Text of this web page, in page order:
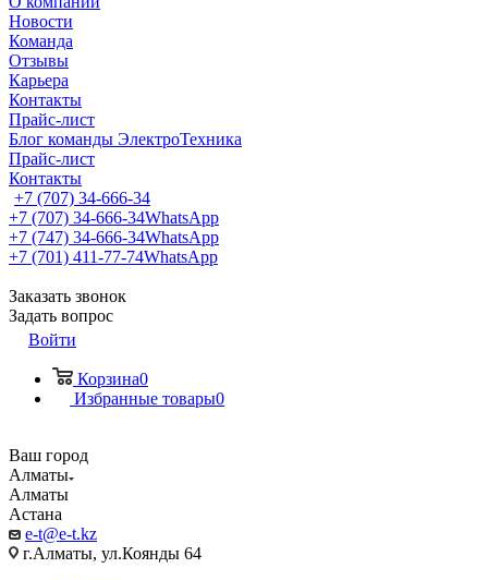
Новости
Команда
Отзывы
Карьера
Контакты
Прайс-лист
Блог команды ЭлектроТехника
Прайс-лист
Контакты
+7 (707) 34-666-34
+7 (707) 34-666-34WhatsApp
+7 (747) 34-666-34WhatsApp
+7 (701) 411-77-74WhatsApp
Заказать звонок
Задать вопрос
Войти
Корзина0
Избранные товары0
Ваш город
Алматы
Алматы
Астана
e-t@e-t.kz
г.Алматы, ул.Коянды 64